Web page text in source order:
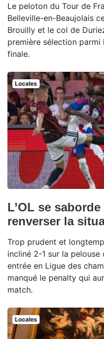
Le peloton du Tour de
Belleville-en-Beaujolais
Brouilly et le col de
première sélection
finale.
Locales
L’OL se
renverser la
Trop prudent et
incliné 2-1 sur la
entrée en Ligue des
manqué le penalty qui
match.
Locales